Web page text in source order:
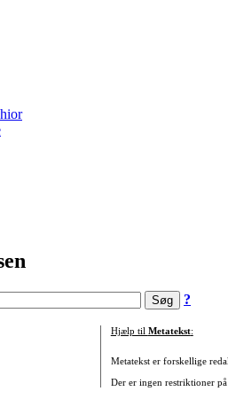
?
Hjælp til Metatekst:
Metatekst er forskellige
Der er ingen restriktioner